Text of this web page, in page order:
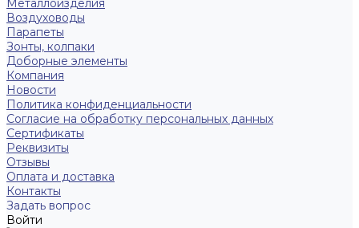
Металлоизделия
Воздуховоды
Парапеты
Зонты, колпаки
Доборные элементы
Компания
Новости
Политика конфиденциальности
Согласие на обработку персональных данных
Сертификаты
Реквизиты
Отзывы
Оплата и доставка
Контакты
Задать вопрос
Войти